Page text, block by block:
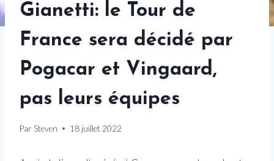
Gianetti: le Tour de
France sera décidé par
Pogacar et Vingaard,
pas leurs équipes
Par Steven 18 juillet 2022